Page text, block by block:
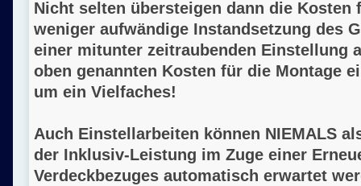
Nicht selten übersteigen dann die Kosten
weniger aufwändige Instandsetzung des
einer mitunter zeitraubenden Einstellung
oben genannten Kosten für die Montage
um ein Vielfaches!
Auch Einstellarbeiten können NIEMALS
der Inklusiv-Leistung im Zuge einer
Verdeckbezuges automatisch erwartet